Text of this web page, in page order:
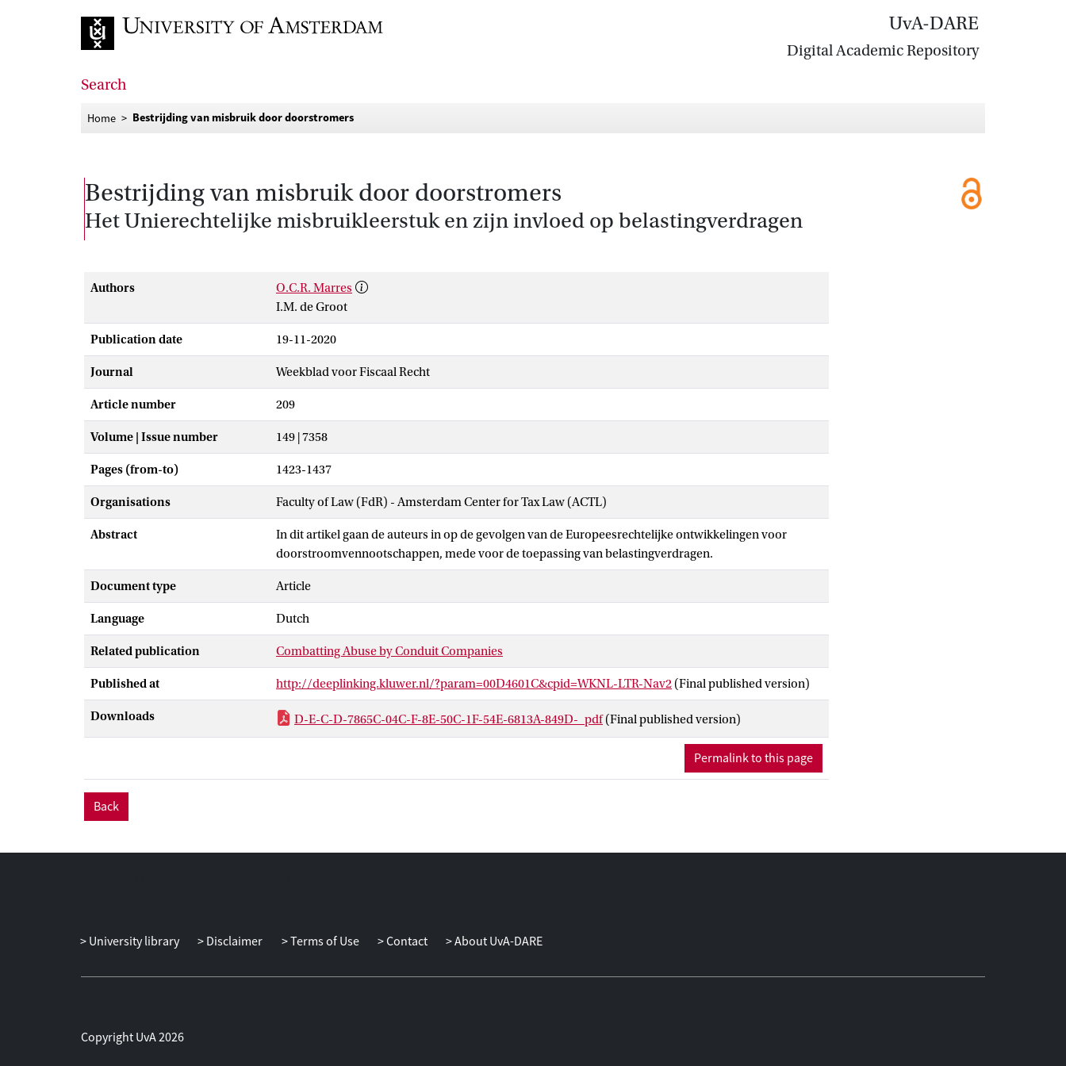
UvA-DARE
Digital Academic Repository
Search
Home Bestrijding van misbruik door doorstromers
Bestrijding van misbruik door doorstromers
Het Unierechtelijke misbruikleerstuk en zijn invloed op belastingverdragen
Authors
O.C.R. Marres
I.M. de Groot
Publication date 19-11-2020
Journal Weekblad voor Fiscaal Recht
Article number 209
Volume | Issue number 149 | 7358
Pages (from-to) 1423-1437
Organisations Faculty of Law (FdR) - Amsterdam Center for Tax Law (ACTL)
Abstract
In dit artikel gaan de auteurs in op de gevolgen van de Europeesrechtelijke ontwikkelingen voor
doorstroomvennootschappen, mede voor de toepassing van belastingverdragen.
Document type Article
Language Dutch
Related publication Combatting Abuse by Conduit Companies
Published at http://deeplinking.kluwer.nl/?param=00D4601C&cpid=WKNL-LTR-Nav2 (Final published version)
Downloads D-E-C-D-7865C-04C-F-8E-50C-1F-54E-6813A-849D-_pdf (Final published version)
Permalink to this page
Back
University library Disclaimer Terms of Use Contact About UvA-DARE
Copyright UvA 2026